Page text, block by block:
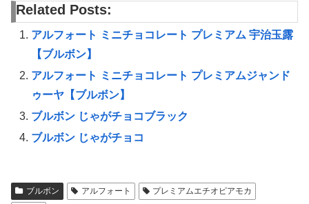
Related Posts:
アルフォート ミニチョコレート プレミアム 宇治玉露
【ブルボン】
アルフォート ミニチョコレート プレミアムジャンド
ゥーヤ【ブルボン】
ブルボン じゃがチョコブラック
ブルボン じゃがチョコ
ブルボン アルフォート
プレミアムエチオピアモカ